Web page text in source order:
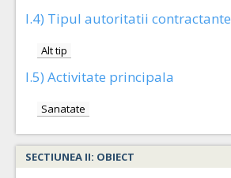
I.4) Tipul autoritatii contractante
Alt tip
I.5) Activitate principala
Sanatate
SECTIUNEA II: OBIECT